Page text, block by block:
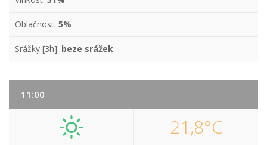
Oblačnost: 5%
Srážky [3h]: beze srážek
11:00
21,8°C